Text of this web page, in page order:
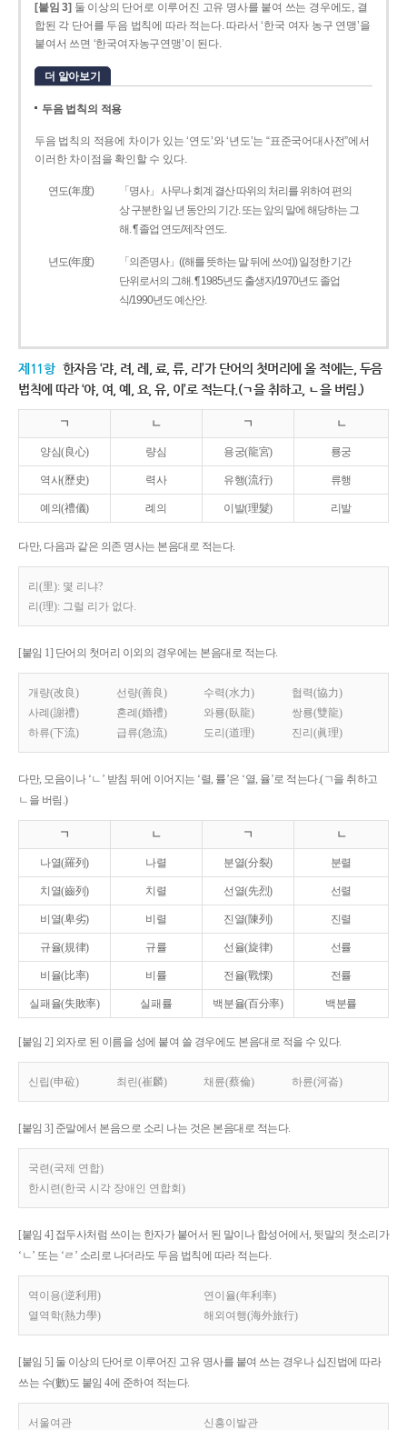
[붙임 3] 둘 이상의 단어로 이루어진 고유 명사를 붙여 쓰는 경우에도, 결
합된 각 단어를 두음 법칙에 따라 적는다. 따라서 ‘한국 여자 농구 연맹’을
붙여서 쓰면 ‘한국여자농구연맹’이 된다.
더 알아보기
두음 법칙의 적용
두음 법칙의 적용에 차이가 있는 ‘연도’와 ‘년도’는 “표준국어대사전”에서
이러한 차이점을 확인할 수 있다.
연도(年度)
「명사」 사무나 회계 결산 따위의 처리를 위하여 편의
상 구분한 일 년 동안의 기간. 또는 앞의 말에 해당하는 그
해. ¶ 졸업 연도/제작 연도.
년도(年度)
「의존명사」((해를 뜻하는 말 뒤에 쓰여)) 일정한 기간
단위로서의 그해. ¶ 1985년도 출생자/1970년도 졸업
식/1990년도 예산안.
제11항 한자음 ‘랴, 려, 례, 료, 류, 리’가 단어의 첫머리에 올 적에는, 두음
법칙에 따라 ‘야, 여, 예, 요, 유, 이’로 적는다.(ㄱ을 취하고, ㄴ을 버림.)
ㄱ ㄴ ㄱ ㄴ
양심(良心) 량심 용궁(龍宮) 룡궁
역사(歷史) 력사 유행(流行) 류행
예의(禮儀) 례의 이발(理髮) 리발
다만, 다음과 같은 의존 명사는 본음대로 적는다.
리(里): 몇 리냐?
리(理): 그럴 리가 없다.
[붙임 1] 단어의 첫머리 이외의 경우에는 본음대로 적는다.
개량(改良) 선량(善良) 수력(水力)
협력(協力)
사례(謝禮)
혼례(婚禮) 와룡(臥龍)
쌍룡(雙龍)
하류(下流)
급류(急流) 도리(道理) 진리(眞理)
다만, 모음이나 ‘ㄴ’ 받침 뒤에 이어지는 ‘렬, 률’은 ‘열, 율’로 적는다.(ㄱ을 취하고
ㄴ을 버림.)
ㄱ ㄴ ㄱ ㄴ
나열(羅列) 나렬 분열(分裂) 분렬
치열(齒列) 치렬 선열(先烈) 선렬
비열(卑劣) 비렬 진열(陳列) 진렬
규율(規律) 규률 선율(旋律) 선률
비율(比率) 비률 전율(戰慄) 전률
실패율(失敗率) 실패률 백분율(百分率) 백분률
[붙임 2] 외자로 된 이름을 성에 붙여 쓸 경우에도 본음대로 적을 수 있다.
신립(申砬) 최린(崔麟) 채륜(蔡倫) 하륜(河崙)
[붙임 3] 준말에서 본음으로 소리 나는 것은 본음대로 적는다.
국련(국제 연합)
한시련(한국 시각 장애인 연합회)
[붙임 4] 접두사처럼 쓰이는 한자가 붙어서 된 말이나 합성어에서, 뒷말의 첫소리가
‘ㄴ’ 또는 ‘ㄹ’ 소리로 나더라도 두음 법칙에 따라 적는다.
역이용(逆利用)
연이율(年利率)
열역학(熱力學)
해외여행(海外旅行)
[붙임 5] 둘 이상의 단어로 이루어진 고유 명사를 붙여 쓰는 경우나 십진법에 따라
쓰는 수(數)도 붙임 4에 준하여 적는다.
서울여관 신흥이발관